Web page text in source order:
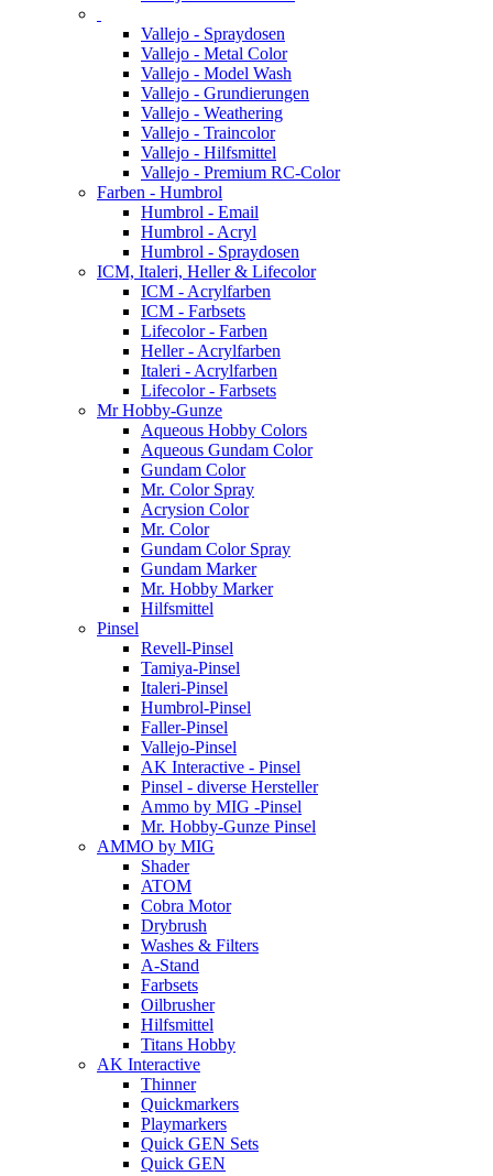
Vallejo - Spraydosen
Vallejo - Metal Color
Vallejo - Model Wash
Vallejo - Grundierungen
Vallejo - Weathering
Vallejo - Traincolor
Vallejo - Hilfsmittel
Vallejo - Premium RC-Color
Farben - Humbrol
Humbrol - Email
Humbrol - Acryl
Humbrol - Spraydosen
ICM, Italeri, Heller & Lifecolor
ICM - Acrylfarben
ICM - Farbsets
Lifecolor - Farben
Heller - Acrylfarben
Italeri - Acrylfarben
Lifecolor - Farbsets
Mr Hobby-Gunze
Aqueous Hobby Colors
Aqueous Gundam Color
Gundam Color
Mr. Color Spray
Acrysion Color
Mr. Color
Gundam Color Spray
Gundam Marker
Mr. Hobby Marker
Hilfsmittel
Pinsel
Revell-Pinsel
Tamiya-Pinsel
Italeri-Pinsel
Humbrol-Pinsel
Faller-Pinsel
Vallejo-Pinsel
AK Interactive - Pinsel
Pinsel - diverse Hersteller
Ammo by MIG -Pinsel
Mr. Hobby-Gunze Pinsel
AMMO by MIG
Shader
ATOM
Cobra Motor
Drybrush
Washes & Filters
A-Stand
Farbsets
Oilbrusher
Hilfsmittel
Titans Hobby
AK Interactive
Thinner
Quickmarkers
Playmarkers
Quick GEN Sets
Quick GEN